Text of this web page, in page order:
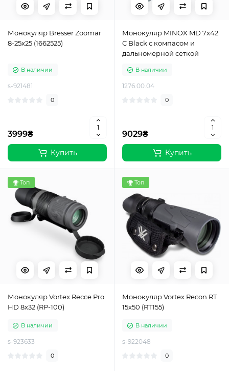
Монокуляр Bresser Zoomar
8-25x25 (1662525)
В наличии
s-921481
0
3999₴
Купить
Монокуляр MINOX MD 7x42
C Black с компасом и
дальномерной сеткой
В наличии
1276.00.04
0
9029₴
Купить
Топ
Монокуляр Vortex Recce Pro
HD 8x32 (RP-100)
В наличии
s-923633
0
Топ
Монокуляр Vortex Recon RT
15x50 (RT155)
В наличии
s-922048
0